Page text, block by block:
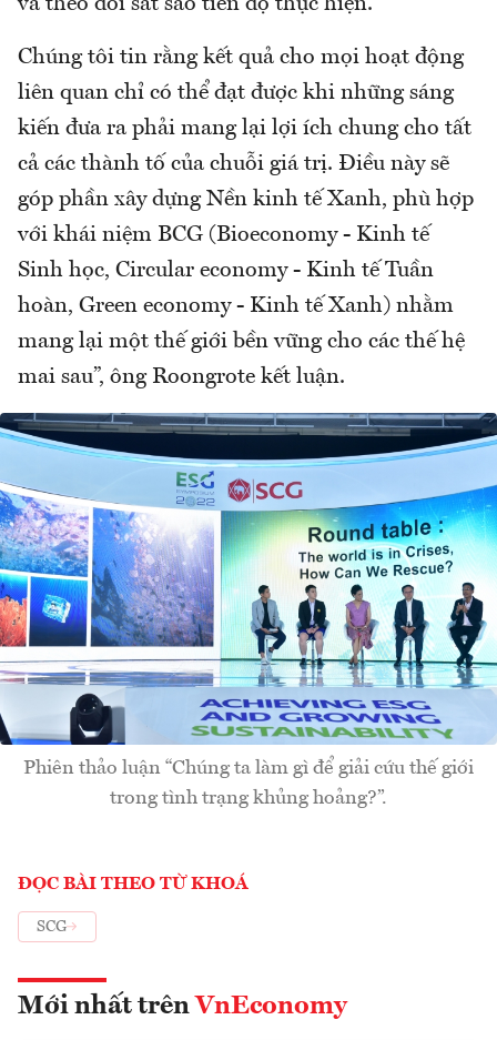
Chúng tôi tin rằng kết quả cho mọi hoạt động
liên quan chỉ có thể đạt được khi những sáng
kiến đưa ra phải mang lại lợi ích chung cho tất
cả các thành tố của chuỗi giá trị. Điều này sẽ
góp phần xây dựng Nền kinh tế Xanh, phù hợp
với khái niệm BCG (Bioeconomy - Kinh tế
Sinh học, Circular economy - Kinh tế Tuần
hoàn, Green economy - Kinh tế Xanh) nhằm
mang lại một thế giới bền vững cho các thế hệ
mai sau”, ông Roongrote kết luận.
Phiên thảo luận “Chúng ta làm gì để giải cứu thế giới
trong tình trạng khủng hoảng?”.
ĐỌC BÀI THEO TỪ KHOÁ
SCG
Mới nhất trên VnEconomy